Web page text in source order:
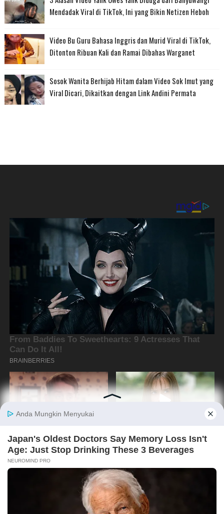
Mendadak Viral di TikTok, Ini yang Bikin Netizen Heboh
Video Bu Guru Bahasa Inggris dan Murid Viral di TikTok,
Ditonton Ribuan Kali dan Ramai Dibahas Warganet
Sosok Wanita Berhijab Hitam dalam Video Sok Imut yang
Viral Dicari, Dikaitkan dengan Link Andini Permata